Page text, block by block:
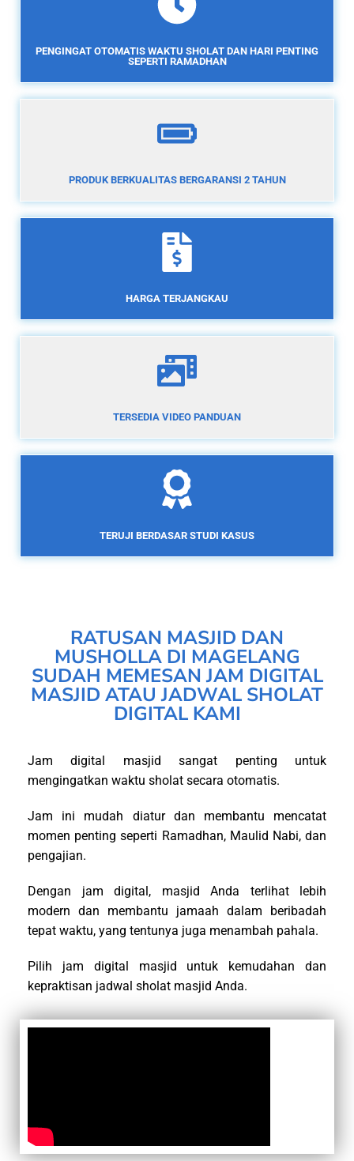
PENGINGAT OTOMATIS WAKTU SHOLAT DAN HARI PENTING
SEPERTI RAMADHAN
PRODUK BERKUALITAS BERGARANSI 2 TAHUN
HARGA TERJANGKAU
TERSEDIA VIDEO PANDUAN
TERUJI BERDASAR STUDI KASUS
RATUSAN MASJID DAN
MUSHOLLA DI MAGELANG
SUDAH MEMESAN JAM DIGITAL
MASJID ATAU JADWAL SHOLAT
DIGITAL KAMI
Jam digital masjid sangat penting untuk
mengingatkan waktu sholat secara otomatis.
Jam ini mudah diatur dan membantu mencatat
momen penting seperti Ramadhan, Maulid Nabi, dan
pengajian.
Dengan jam digital, masjid Anda terlihat lebih
modern dan membantu jamaah dalam beribadah
tepat waktu, yang tentunya juga menambah pahala.
Pilih jam digital masjid untuk kemudahan dan
kepraktisan jadwal sholat masjid Anda.